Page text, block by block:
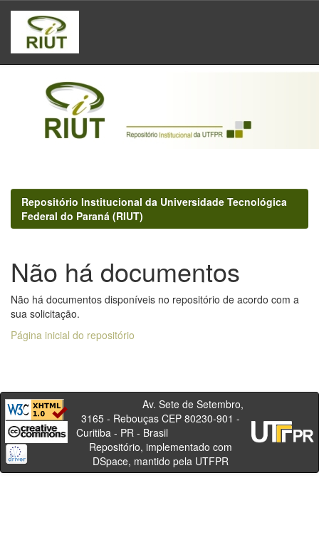
Skip
navigation
Repositório Institucional da Universidade Tecnológica
Federal do Paraná (RIUT)
Não há documentos
Não há documentos disponíveis no repositório de acordo com a
sua solicitação.
Página inicial do repositório
Av. Sete de Setembro,
3165 - Rebouças CEP 80230-901 -
Curitiba - PR - Brasil
Repositório, implementado com
DSpace, mantido pela UTFPR